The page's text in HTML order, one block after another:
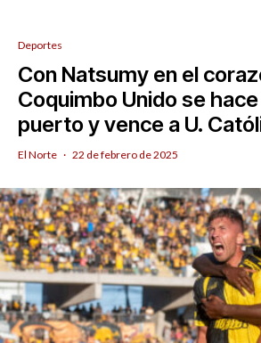
Deportes
Con Natsumy en el
Coquimbo Unido se
puerto y vence a U.
El Norte · 22 de febrero de 2025